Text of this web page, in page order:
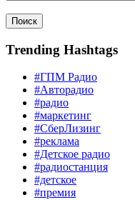
Поиск
Trending Hashtags
#ГПМ Радио
#Авторадио
#радио
#маркетинг
#СберЛизинг
#реклама
#Детское радио
#радиостанция
#детское
#премия